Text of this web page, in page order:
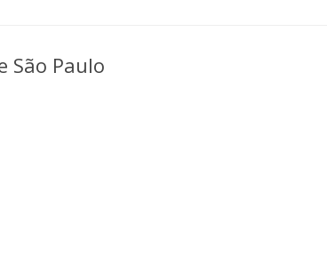
São Paulo